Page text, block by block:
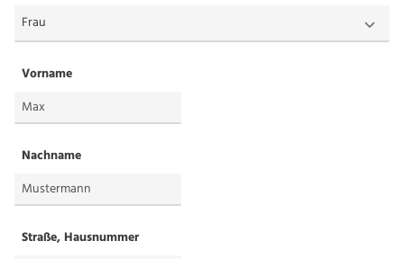
Vorname
Nachname
Straße, Hausnummer